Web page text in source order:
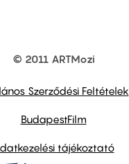
© 2011 ARTMozi
Szerződési Feltételek
BudapestFilm
tájékoztató